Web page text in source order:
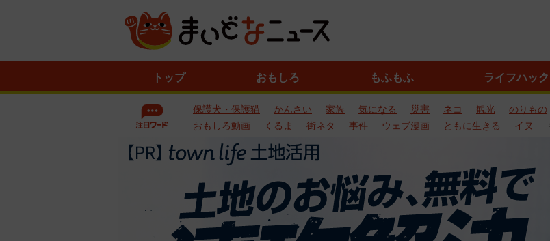
トップ おもしろ もふもふ ライフハック
保護犬・保護猫 かんさい 家族 気になる 災害 ネコ 観光 のりもの
おもしろ動画
くるま 街ネタ 事件 ウェブ漫画 ともに生きる イヌ